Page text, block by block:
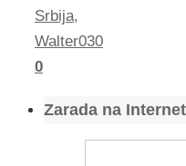
Srbija,
Walter030
0
Zarada na